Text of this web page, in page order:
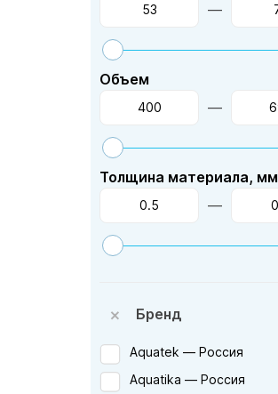
—
Объем
—
Толщина материала, мм
—
Бренд
Aquatek — Россия
Aquatika — Россия